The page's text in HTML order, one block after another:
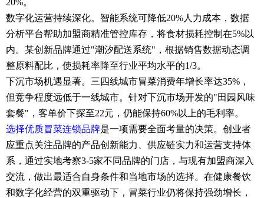
20%。
数字化运营持续深化。智能系统可降低20%人力成本，数据
分析平台帮助加盟商精准管控库存，将食材损耗控制在5%以
内。某创新品牌通过"潮汐配送系统"，根据销售数据动态调
整原料配比，使损耗率降至行业平均水平的1/3。
下沉市场机遇显著。三四线城市冒菜消费年增长率达35%，
但竞争程度远低于一线城市。针对下沉市场开发的"田园风味
套餐"，客单价下探至22元，仍能保持60%以上的毛利率。
选择优质冒菜连锁品牌是一项需要全面考量的决策。创业者
应重点关注品牌的产品创新能力、供应链实力和运营支持体
系，通过实地考察3-5家不同品牌的门店，与现有加盟商深入
交流，做出最适合自身条件和当地市场的选择。在健康餐饮
和数字化经营的双重驱动下，冒菜行业仍将保持强劲增长，